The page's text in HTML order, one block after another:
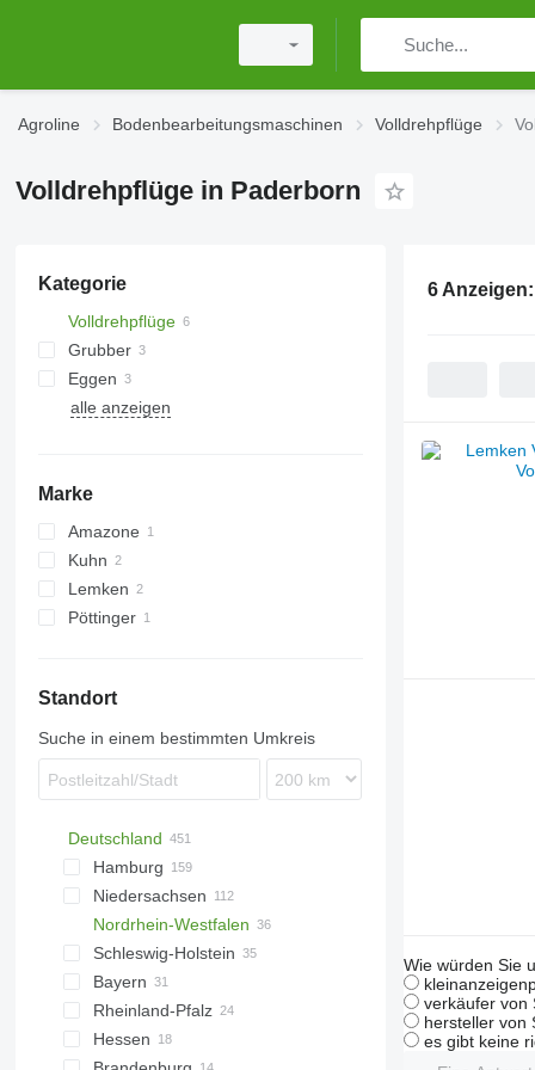
Agroline Bodenbearbeitungsmaschinen Volldrehpflüge
Volldrehpflüge in Paderborn
Kategorie
Volldrehpflüge
Grubber
Eggen
Scheibeneggen
alle anzeigen
Marke
Amazone
Teres
Kuhn
Lemken
Diamant
Pöttinger
Standort
Suche in einem bestimmten Umkreis
Deutschland
Hamburg
Hamburg
Niedersachsen
Hannover
Wildeshausen
Hildesheim
Meppen
Sittensen
Nordrhein-Westfalen
Düsseldorf
Münster
Bielefeld
Paderborn
Schleswig-Holstein
Kiel
Lübeck
Eutin
Bayern
München
Landshut
Rheinland-Pfalz
Koblenz
Hessen
6 Anzeigen:
Wie würden Sie
verkäufer von
hersteller von
es gibt keine